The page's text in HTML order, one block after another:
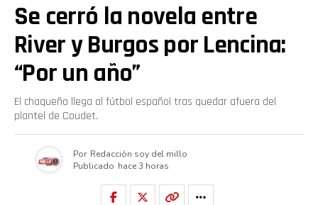
Se cerró la novela entre
River y Burgos por Lencina:
“Por un año”
El chaqueño llega al fútbol español tras quedar afuera del
plantel de Coudet.
Por Redacción soy del millo
Publicado hace 3 horas